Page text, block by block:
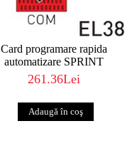
Card programare rapida
automatizare SPRINT
261.36Lei